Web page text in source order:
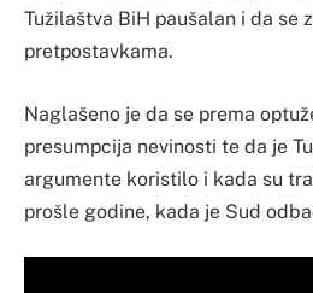
Tužilaštva BiH paušalan i da se
pretpostavkama.
Naglašeno je da se prema
presumpcija nevinosti te da je
argumente koristilo i kada su
prošle godine, kada je Sud